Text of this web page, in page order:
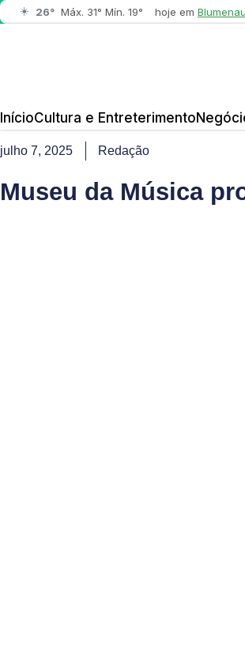
☀️ 26° Máx. 31° Mín. 19° hoje em Blumenau
InícioCultura e Entreterimento
julho 7, 2025 Redação
Museu da Música